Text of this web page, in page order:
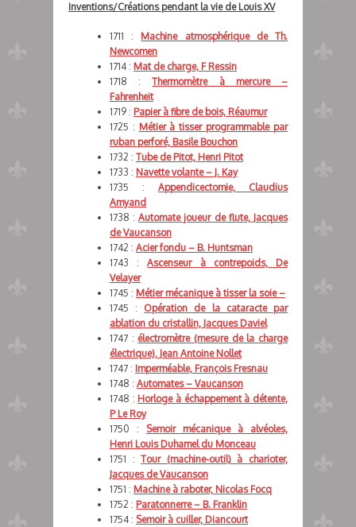
Inventions/Créations pendant la vie de Louis XV
1711 : Machine atmosphérique de Th.
Newcomen
1714 : Mat de charge, F Ressin
1718 :Thermomètre à mercure –
Fahrenheit
1719 : Papier à fibre de bois, Réaumur
1725 : Métier à tisser programmable par
ruban perforé, Basile Bouchon
1732 : Tube de Pitot, Henri Pitot
1733 : Navette volante – J. Kay
1735 : Appendicectomie, Claudius
Amyand
1738 :Automate joueur de flute, Jacques
de Vaucanson
1742 : Acier fondu – B. Huntsman
1743 :Ascenseur à contrepoids, De
Velayer
1745 : Métier mécanique à tisser la soie –
1745 : Opération de la cataracte par
ablation du cristallin, Jacques Daviel
1747 : électromètre (mesure de la charge
électrique), Jean Antoine Nollet
1747 : Imperméable, François Fresnau
1748 : Automates – Vaucanson
1748 : Horloge à échappement à détente,
P Le Roy
1750 : Semoir mécanique à alvéoles,
Henri Louis Duhamel du Monceau
1751 :Tour (machine-outil) à charioter,
Jacques de Vaucanson
1751 : Machine à raboter, Nicolas Focq
1752 : Paratonnerre – B. Franklin
1754 : Semoir à cuiller, Diancourt